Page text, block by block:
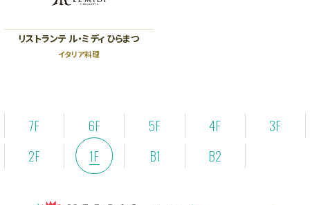
リストランテ ル・ミディ ひらまつ
イタリア料理
7F 6F 5F 4F
3F
2F
1F B1 B2